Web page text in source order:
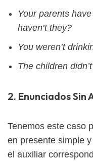
Your parents
haven’t they?
You weren’t
The children
2. Enunciados Sin
Tenemos este caso
en presente simple
el auxiliar